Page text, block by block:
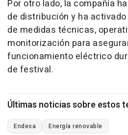
Por otro lado, la compañía
de distribución y ha
de medidas técnicas,
monitorización para
funcionamiento eléctrico
de festival.
Últimas noticias sobre estos
Endesa Energía renovable